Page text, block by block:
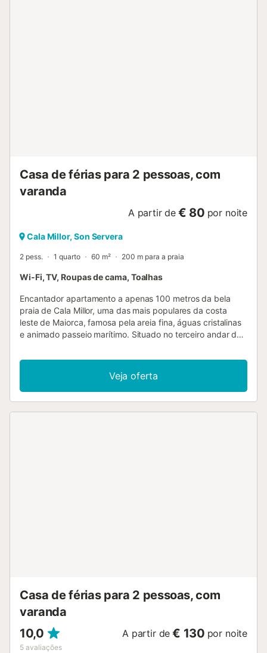
Casa de férias para 2 pessoas, com
varanda
A partir de € 80 por noite
Cala Millor, Son Servera
2 pess. 1 quarto 60 m² 200 m para a praia
Wi-Fi, TV, Roupas de cama, Toalhas
Encantador apartamento a apenas 100 metros da bela
praia de Cala Millor, uma das mais populares da costa
leste de Maiorca, famosa pela areia fina, águas cristalinas
e animado passeio marítimo. Situado no terceiro andar de
ideal para casais, viajantes a solo ou pequenas famílias
que queiram desfrutar do mar e de todas as comodidades
por perto. O apartamento dispõe de um quarto confortável
e uma sala luminosa com sofá-cama, acomodando
e ambiente acolhedor, este a...
Veja oferta
Casa de férias para 2 pessoas, com
varanda
10,0
5 avaliações
A partir de € 130 por noite